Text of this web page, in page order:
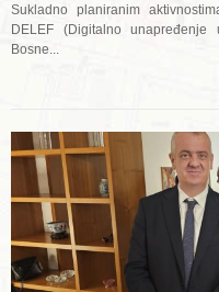
Sukladno planiranim
DELEF (Digitalno
Bosne...